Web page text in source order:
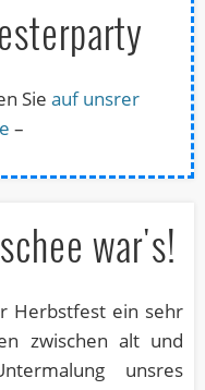
Sie auf unsrer
–
war's!
Herbstfest ein sehr
zwischen alt und
unsres